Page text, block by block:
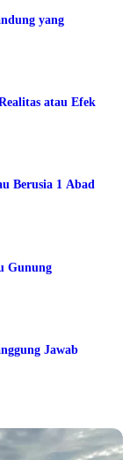
yang
atau Efek
Berusia 1 Abad
Gunung
Jawab